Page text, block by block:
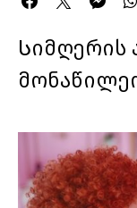
Სიმღერის